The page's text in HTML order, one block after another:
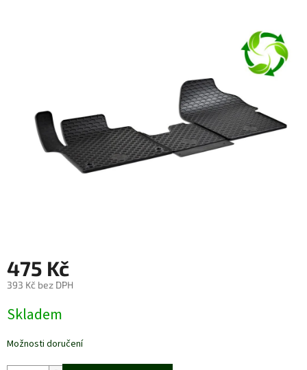
475 Kč
393 Kč bez DPH
cena:
Skladem
Možnosti doručení